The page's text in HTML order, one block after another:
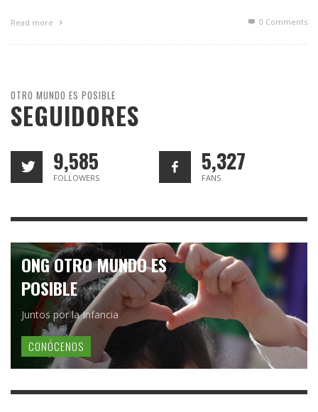
Read more 0 Comments
OTRO MUNDO ES POSIBLE
SEGUIDORES
9,585
FOLLOWERS
5,327
FANS
ONG OTRO MUNDO ES
POSIBLE
Juntos por la Infancia
CONÓCENOS